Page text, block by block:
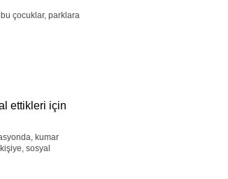
çocuklar, parklara
ettikleri için
kumar
sosyal